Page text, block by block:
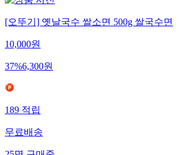
[오뚜기] 옛날국수 쌀소면 500g 쌀국수면
10,000원
37%6,300원
189 적립
무료배송